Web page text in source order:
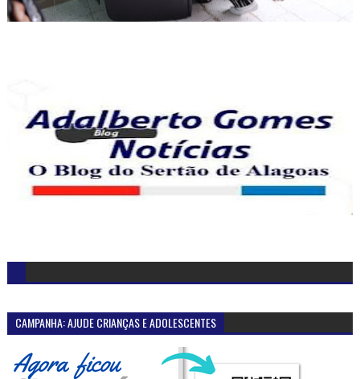
CAMPANHA: AJUDE CRIANÇAS E ADOLESCENTES